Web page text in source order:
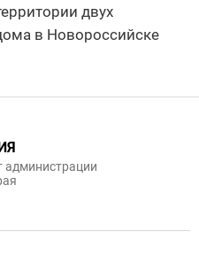
двух
в Новороссийске